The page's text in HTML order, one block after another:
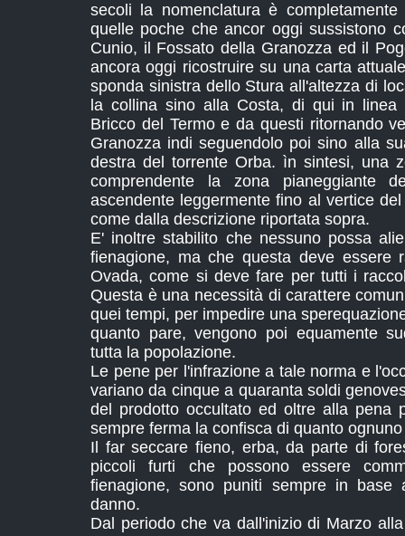
secoli la nomenclatura è
quelle poche che ancor oggi sussistono
Cunio, il Fossato della Granozza ed il
ancora oggi ricostruire su una carta
sponda sinistra dello Stura all'altezza di
la collina sino alla Costa, di qui in linea
Bricco del Termo e da questi ritornando
Granozza indi seguendolo poi sino alla
destra del torrente Orba. ìn sintesi, una
comprendente la zona pianeggiante
ascendente leggermente fino al vertice
come dalla descrizione riportata sopra.
E' inoltre stabilito che nessuno possa
fienagione, ma che questa deve essere
Ovada, come si deve fare per tutti i
Questa è una necessità di carattere
quei tempi, per impedire una
quanto pare, vengono poi equamente
tutta la popolazione.
Le pene per l'infrazione a tale norma e
variano da cinque a quaranta soldi
del prodotto occultato ed oltre alla pena
sempre ferma la confisca di quanto
Il far seccare fieno, erba, da parte di
piccoli furti che possono essere
fienagione, sono puniti sempre in
danno.
Dal periodo che va dall'inizio di Marzo